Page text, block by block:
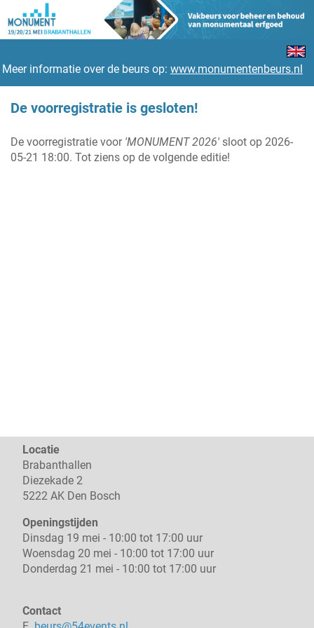
Meer informatie over de beurs op: www.monumentenbeurs.nl
De voorregistratie is gesloten!
De voorregistratie voor 'MONUMENT 2026' sloot op 2026-
05-21 18:00. Tot ziens op de volgende editie!
Locatie
Brabanthallen
Diezekade 2
5222 AK Den Bosch
Openingstijden
Dinsdag 19 mei - 10:00 tot 17:00 uur
Woensdag 20 mei - 10:00 tot 17:00 uur
Donderdag 21 mei - 10:00 tot 17:00 uur
Contact